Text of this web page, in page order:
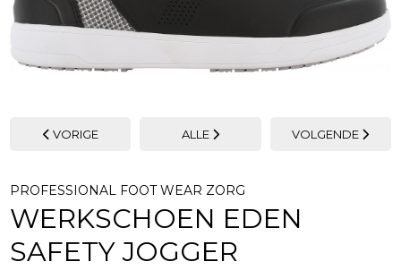
VORIGE ALLE VOLGENDE
PROFESSIONAL FOOT WEAR ZORG
WERKSCHOEN EDEN
SAFETY JOGGER